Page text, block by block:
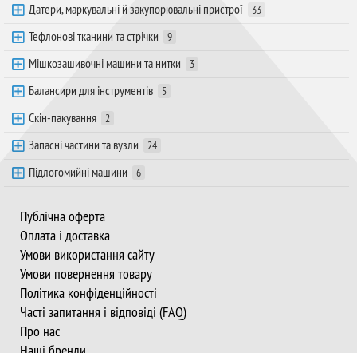
Датери, маркувальні й закупорювальні пристрої 33
Тефлонові тканини та стрічки 9
Мішкозашивочні машини та нитки 3
Балансири для інструментів 5
Скін-пакування 2
Запасні частини та вузли 24
Підлогомийні машини 6
Публічна оферта
Оплата і доставка
Умови використання сайту
Умови повернення товару
Політика конфіденційності
Часті запитання і відповіді (FAQ)
Про нас